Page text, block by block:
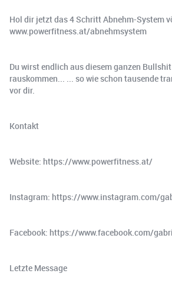
Hol dir jetzt das 4 Schritt Abnehm-System
www.powerfitness.at/abnehmsystem
Du wirst endlich aus diesem ganzen
rauskommen... ... so wie schon tausende
vor dir.
Kontakt
Website: https://www.powerfitness.at/
Instagram: https://www.instagram.com/
Facebook: https://www.facebook.com/
Letzte Message